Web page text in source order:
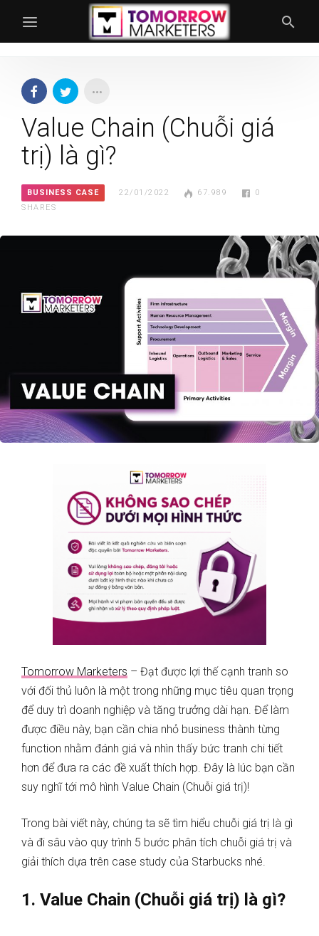
Value Chain (Chuỗi giá
trị) là gì?
BUSINESS CASE 22/01/2022 67.989
0
SHARES
Tomorrow Marketers – Đạt được lợi thế cạnh tranh so
với đối thủ luôn là một trong những mục tiêu quan trọng
để duy trì doanh nghiệp và tăng trưởng dài hạn. Để làm
được điều này, bạn cần chia nhỏ business thành từng
function nhằm đánh giá và nhìn thấy bức tranh chi tiết
hơn để đưa ra các đề xuất thích hợp. Đây là lúc bạn cần
suy nghĩ tới mô hình Value Chain (Chuỗi giá trị)!
Trong bài viết này, chúng ta sẽ tìm hiểu chuỗi giá trị là gì
và đi sâu vào quy trình 5 bước phân tích chuỗi giá trị và
giải thích dựa trên case study của Starbucks nhé.
1. Value Chain (Chuỗi giá trị) là gì?